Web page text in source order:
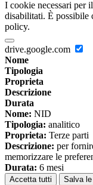
I cookie necessari per
disabilitati. È possibile
policy.
drive.google.com
Nome
Tipologia
Proprieta
Descrizione
Durata
Nome: NID
Tipologia: analitico
Proprieta: Terze parti
Descrizione: per
memorizzare le
Durata: 6 mesi
Accetta tutti Salva